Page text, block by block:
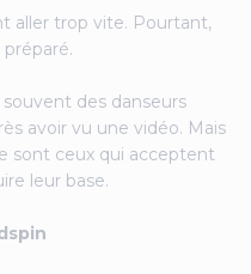
aller trop vite. Pourtant,
des danseurs
avoir vu une vidéo. Mais
sont ceux qui acceptent
leur base.